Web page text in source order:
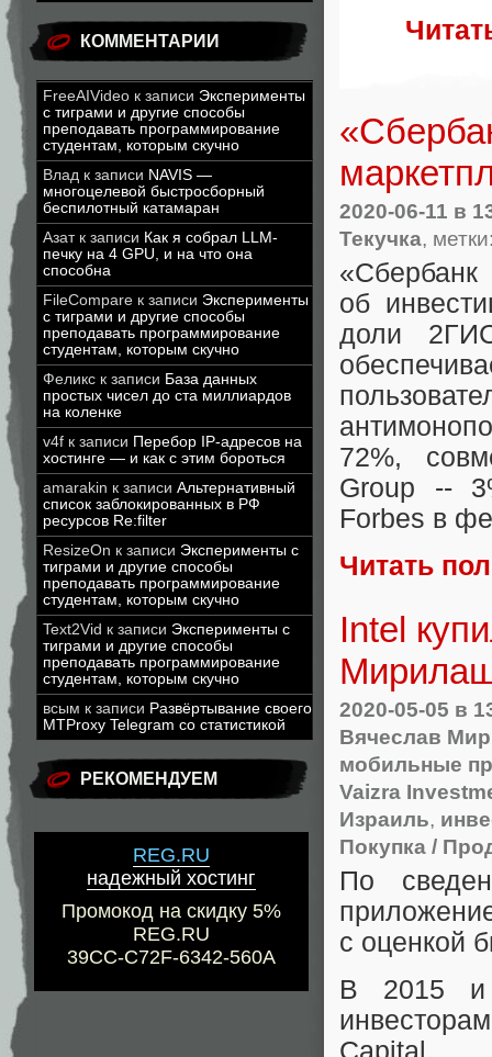
КОММЕНТАРИИ
FreeAIVideo к записи Эксперименты
с тиграми и другие способы
преподавать программирование
студентам, которым скучно
Влад к записи NAVIS —
многоцелевой быстросборный
беспилотный катамаран
Азатк записи Как я собрал LLM-
печку на 4 GPU, и на что она
способна
FileCompare к записи Эксперименты
с тиграми и другие способы
преподавать программирование
студентам, которым скучно
Феликс к записи База данных
простых чисел до ста миллиардов
на коленке
v4f к записи Перебор IP-адресов на
хостинге — и как с этим бороться
amarakin к записи Альтернативный
список заблокированных в РФ
ресурсов Re:filter
ResizeOn к записи Эксперименты с
тиграми и другие способы
преподавать программирование
студентам, которым скучно
Text2Vid к записи Эксперименты с
тиграми и другие способы
преподавать программирование
студентам, которым скучно
всым к записи Развёртывание своего
MTProxy Telegram со статистикой
РЕКОМЕНДУЕМ
REG.RU
надежный хостинг
Промокод на скидку 5%
REG.RU
39CC-C72F-6342-560A
2020-06-11 в
Текучка,
«
об
доли
72%,
Group --
Forbes в
Читать
Intel
2020-05-05 в
Вячеслав
мобильные
Vaizra
Израиль,
Покупка /
По
с оценкой
В 2015
Capital ,